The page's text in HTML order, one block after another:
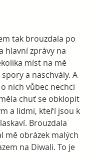
tak brouzdala po
hlavní zprávy na
míst na mě
a naschvály. A
nich vůbec nechci
chuť se obklopit
a lidmi, kteří jsou k
Brouzdala
mě obrázek malých
na Diwali. To je